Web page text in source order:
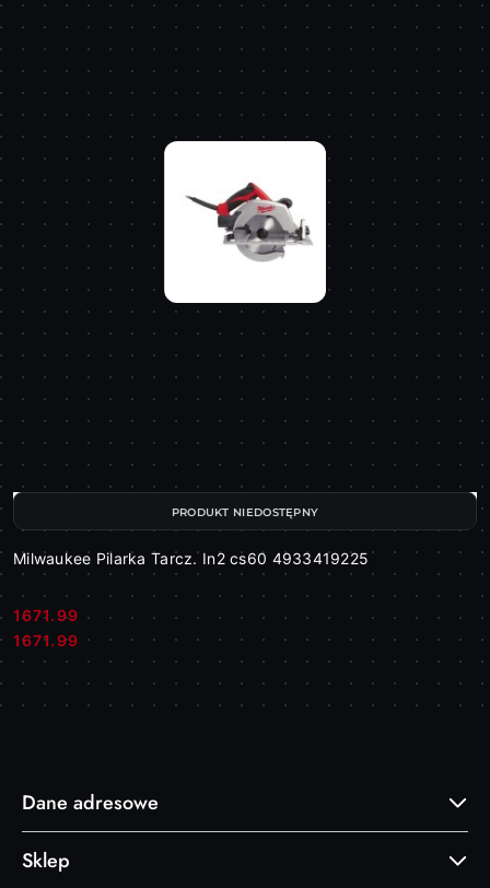
Milwaukee Pilarka Tarcz. In2 cs60 4933419225
Cena:
1671.99
Cena:
1671.99
PRODUKT NIEDOSTĘPNY
Dane adresowe
Sklep